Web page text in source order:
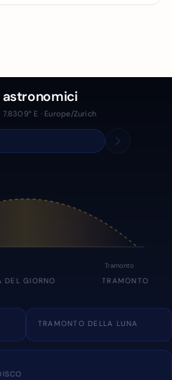
astronomici
E · Europe/Zurich
Tramonto
DEL GIORNO TRAMONTO
TRAMONTO DELLA LUNA